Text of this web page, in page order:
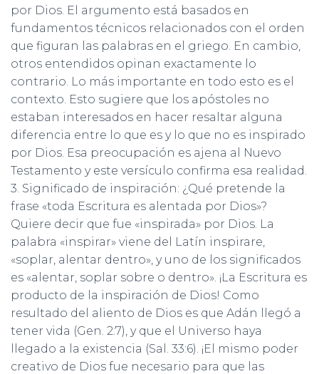
por Dios. El argumento está basados en
fundamentos técnicos relacionados con el orden
que figuran las palabras en el griego. En cambio,
otros entendidos opinan exactamente lo
contrario. Lo más importante en todo esto es el
contexto. Esto sugiere que los apóstoles no
estaban interesados en hacer resaltar alguna
diferencia entre lo que es y lo que no es inspirado
por Dios. Esa preocupación es ajena al Nuevo
Testamento y este versículo confirma esa realidad.
3. Significado de inspiración: ¿Qué pretende la
frase «toda Escritura es alentada por Dios»?
Quiere decir que fue «inspirada» por Dios. La
palabra «inspirar» viene del Latín inspirare,
«soplar, alentar dentro», y uno de los significados
es «alentar, soplar sobre o dentro». ¡La Escritura es
producto de la inspiración de Dios! Como
resultado del aliento de Dios es que Adán llegó a
tener vida (Gen. 2:7), y que el Universo haya
llegado a la existencia (Sal. 33:6). ¡El mismo poder
creativo de Dios fue necesario para que las